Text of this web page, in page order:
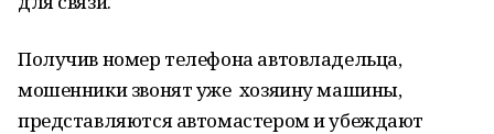
Получив номер телефона автовладельца,
мошенники звонят уже хозяину машины,
представляются автомастером и убеждают